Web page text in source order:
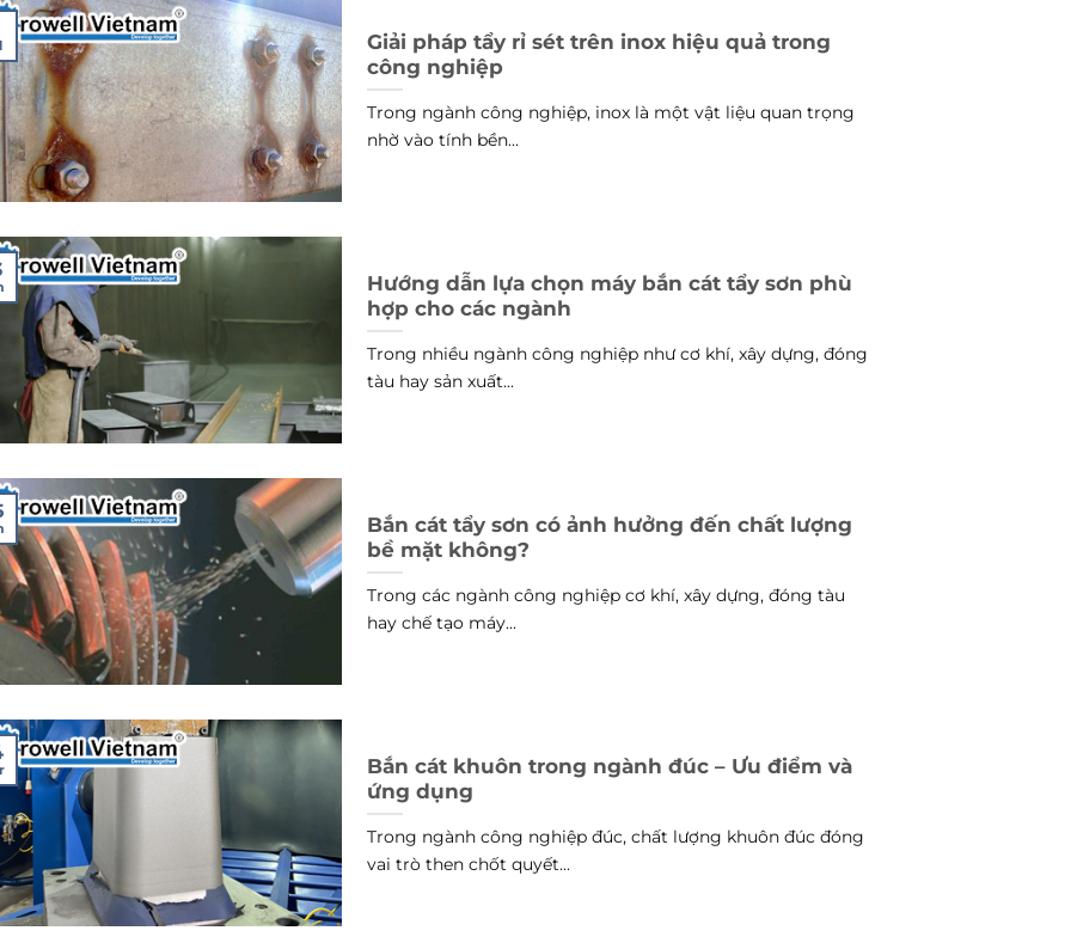
Giải pháp tẩy rỉ sét trên inox hiệu quả trong
công nghiệp
Trong ngành công nghiệp, inox là một vật liệu quan trọng
nhờ vào tính bền...
Hướng dẫn lựa chọn máy bắn cát tẩy sơn phù
hợp cho các ngành
Trong nhiều ngành công nghiệp như cơ khí, xây dựng, đóng
tàu hay sản xuất...
Bắn cát tẩy sơn có ảnh hưởng đến chất lượng
bề mặt không?
Trong các ngành công nghiệp cơ khí, xây dựng, đóng tàu
hay chế tạo máy...
Bắn cát khuôn trong ngành đúc – Ưu điểm và
ứng dụng
Trong ngành công nghiệp đúc, chất lượng khuôn đúc đóng
vai trò then chốt quyết...